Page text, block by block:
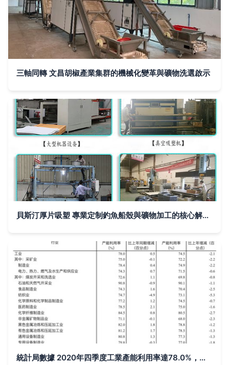
三軸同轉 文昌胡椒產業集群的機械化變革與礦物洗選啟示
貝斯汀厚片吸塑 專業定制釣魚船殼與礦物加工的核心解決方案
統計局數據 2020年四季度工業產能利用率達78.0%，礦物洗選加工引領復蘇